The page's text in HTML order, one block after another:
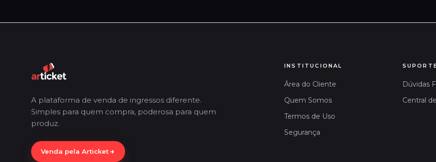
A plataforma de venda de ingressos diferente.
Simples para quem compra, poderosa para quem
produz.
Venda pela Articket
INSTITUCIONAL
Área do Cliente
Quem Somos
Termos de Uso
Segurança
Dúvidas
Central